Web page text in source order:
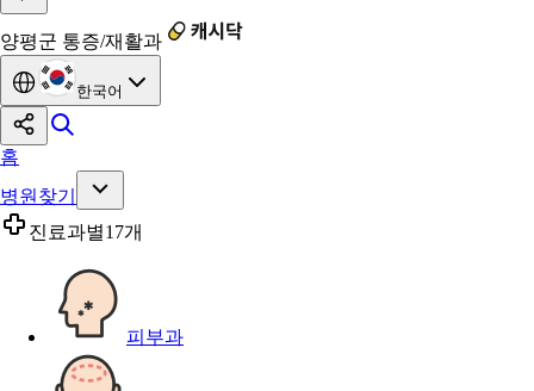
양평군 통증/재활과
한국어
홈
병원찾기
진료과별17개
피부과